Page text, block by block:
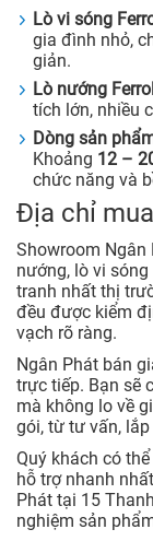
Lò vi sóng
gia đình nhỏ,
giản.
Lò nướng
tích lớn, nhiều
Dòng sản
Khoảng 12 –
chức năng và
Địa chỉ
Showroom Ngân
nướng, lò vi
tranh nhất thị
đều được kiểm
vạch rõ ràng.
Ngân Phát bán
trực tiếp. Bạn sẽ
mà không lo về
gói, từ tư vấn,
Quý khách có
hỗ trợ nhanh
Phát tại 15
nghiệm sản